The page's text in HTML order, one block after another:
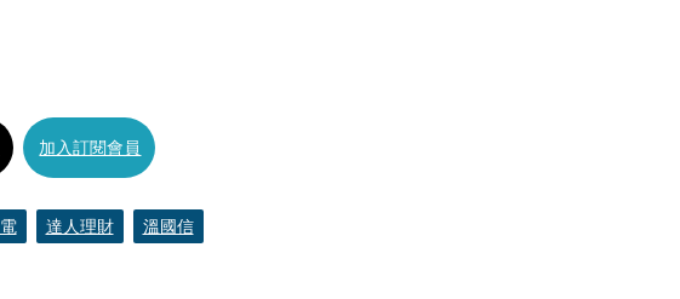
加入訂閱會員
達人理財 溫國信